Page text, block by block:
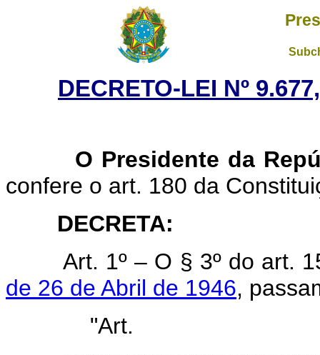
DECRETO-LEI Nº
O Presidente da
confere o art. 180 da
DECRETA:
Art. 1º – O § 3º do art.
de 26 de Abril de 1946,